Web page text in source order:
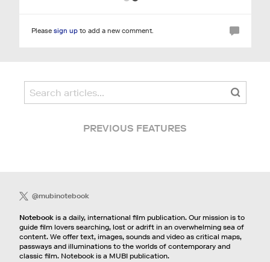
Please sign upto add a new comment.
PREVIOUS FEATURES
@mubinotebook
Notebookis a daily, international film publication. Our mission is to
guide film lovers searching, lost or adrift in an overwhelming sea of
content. We offer text, images, sounds and video as critical maps,
passways and illuminations to the worlds of contemporary and
classic film. Notebook is a MUBI publication.